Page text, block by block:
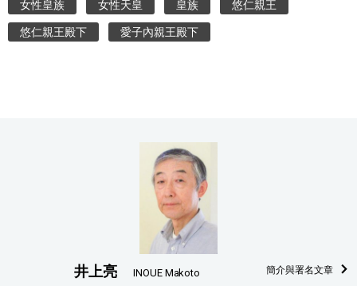
女性皇族 女性天皇 皇族 悠仁親王
悠仁親王殿下 愛子內親王殿下
井上亮 INOUE Makoto 簡介與署名文章